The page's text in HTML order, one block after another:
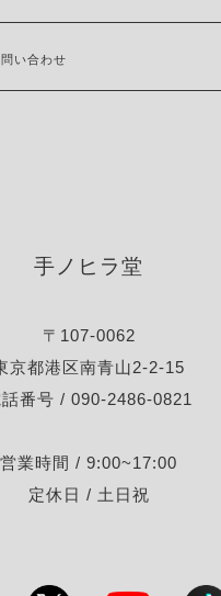
手ノヒラ堂
〒107-0062
京都港区南青山2-2-15
話番号 / 090-2486-0821
営業時間 / 9:00~17:00
定休日 / 土日祝
い合わせ